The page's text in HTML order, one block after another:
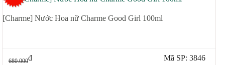
[Charme] Nước Hoa nữ Charme Good Girl 100ml
680.000đ Mã SP: 3846